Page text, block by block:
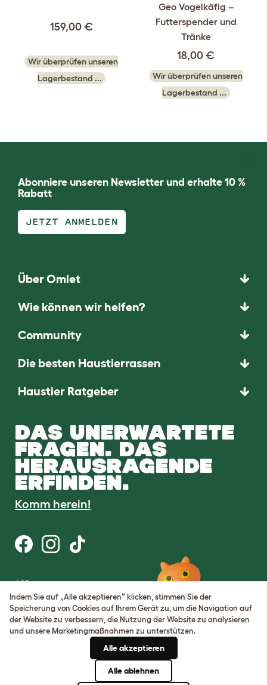
159,00 €
Wir überprüfen unseren
Lagerbestand ...
Geo Vogelkäfig –
Futterspender und
Tränke
18,00 €
Wir überprüfen unseren
Lagerbestand ...
Abonniere unseren Newsletter und erhalte 10 %
Rabatt
JETZT ANMELDEN
Über Omlet
Wie können wir helfen?
Community
Die besten Haustierrassen
Haustier Ratgeber
DAS UNERWARTETE
FRAGEN. DAS
HERAUSRAGENDE
ERFINDEN.
Komm herein!
AGB
Datenschutz
Cookie Settings
Sitemap
Handelsregisternummer:
Indem Sie auf „Alle akzeptieren“ klicken, stimmen Sie der
Speicherung von Cookies auf Ihrem Gerät zu, um die Navigation auf
der Website zu verbessern, die Nutzung der Website zu analysieren
und unsere Marketingmaßnahmen zu unterstützen.
Alle akzeptieren
Alle ablehnen